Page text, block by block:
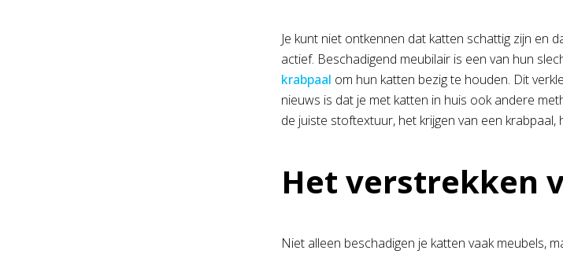
Je kunt niet ontkennen dat katten schattig zijn en
actief. Beschadigend meubilair is een van hun
krabpaal om hun katten bezig te houden. Dit
nieuws is dat je met katten in huis ook andere
de juiste stoftextuur, het krijgen van een
Het verstrekken
Niet alleen beschadigen je katten vaak meubels,